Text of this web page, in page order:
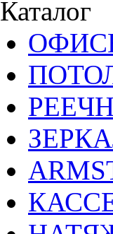
Каталог